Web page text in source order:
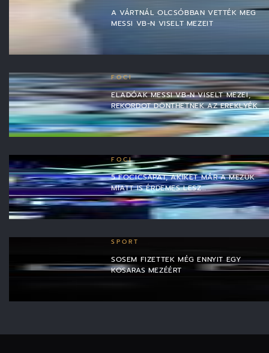
A VÁRTNÁL OLCSÓBBAN VETTÉK MEG
MESSI VB-N VISELT MEZEIT
FOCI
ELADÓAK MESSI VB-N VISELT MEZEI,
REKORDOT DÖNTHETNEK AZ EREKLYÉK
FOCI
5 FOCICSAPAT, AKIKET MÁR A MEZÜK
MIATT IS ÉRDEMES LESZ…
SPORT
SOSEM FIZETTEK MÉG ENNYIT EGY
KOSARAS MEZÉÉRT